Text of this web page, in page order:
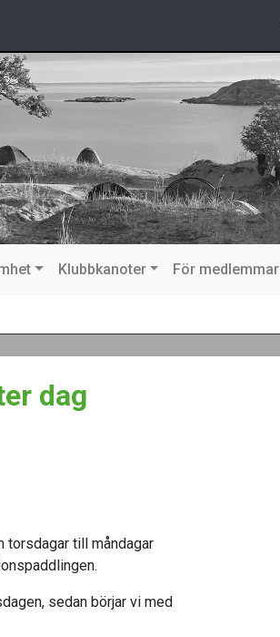
Klubbkanoter För medlemmar
dag
torsdagar till måndagar
sedan börjar vi med